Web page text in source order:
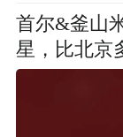
首尔&釜山
星，比北京